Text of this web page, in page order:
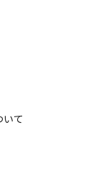
て